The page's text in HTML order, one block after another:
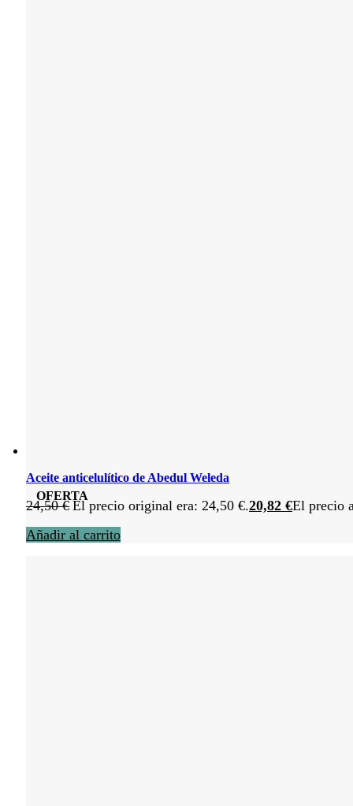
OFERTA
Aceite anticelulítico de Abedul Weleda
24,50€ El precio original era: 24,50 €.20,82 €El precio
Añadir al carrito